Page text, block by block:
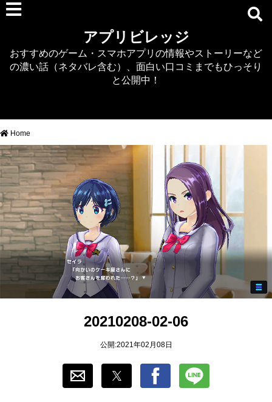
デタリキZ
アナザーエデン
RTS/MOBA
アクション
シミュレーション
牧場婚活
DEAD OR ALIVE XVV
パズル/クイズ
ノベル
アプリビレッジ
おすすめのゲーム・スマホアプリの情報やストーリーなど
の濃い話（ネタバレ含む）、面白い口コミまでもひっそり
と公開中！
Home
20210208-02-06
公開:2021年02月08日